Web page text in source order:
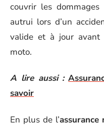
couvrir les
autrui lors d’un
valide et à jour avant
moto.
A lire aussi :
savoir
En plus de l’assurance